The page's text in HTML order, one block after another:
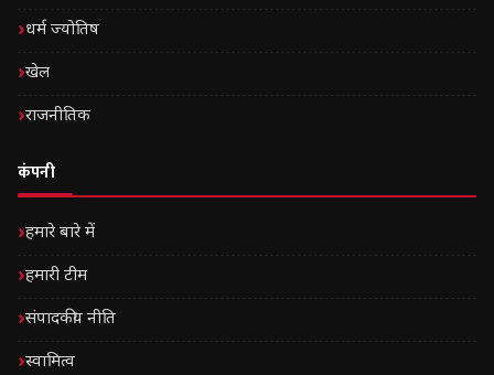
धर्म ज्योतिष
खेल
राजनीतिक
कंपनी
हमारे बारे में
हमारी टीम
संपादकीय नीति
स्वामित्व